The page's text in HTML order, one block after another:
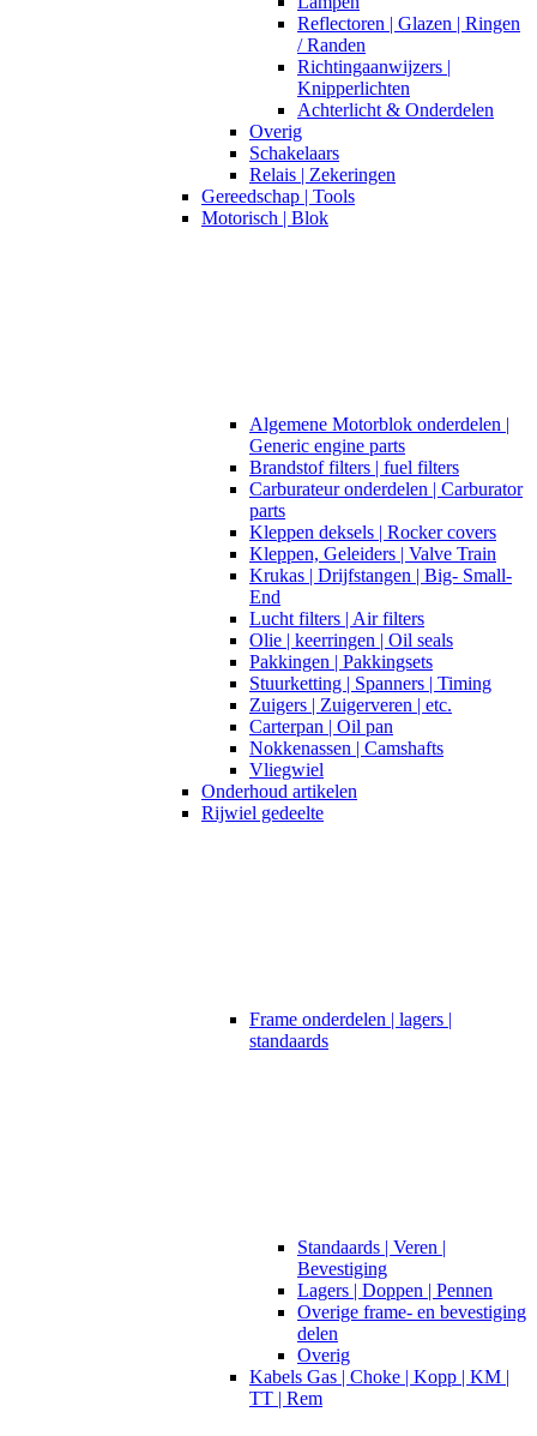
Reflectoren | Glazen | Ringen
/ Randen
Richtingaanwijzers |
Knipperlichten
Achterlicht & Onderdelen
Overig
Schakelaars
Relais | Zekeringen
Gereedschap | Tools
Motorisch | Blok
Algemene Motorblok onderdelen |
Generic engine parts
Brandstof filters | fuel filters
Carburateur onderdelen | Carburator
parts
Kleppen deksels | Rocker covers
Kleppen, Geleiders | Valve Train
Krukas | Drijfstangen | Big- Small-
End
Lucht filters | Air filters
Olie | keerringen | Oil seals
Pakkingen | Pakkingsets
Stuurketting | Spanners | Timing
Zuigers | Zuigerveren | etc.
Carterpan | Oil pan
Nokkenassen | Camshafts
Vliegwiel
Onderhoud artikelen
Rijwiel gedeelte
Frame onderdelen | lagers |
standaards
Standaards | Veren |
Bevestiging
Lagers | Doppen | Pennen
Overige frame- en bevestiging
delen
Overig
Kabels Gas | Choke | Kopp | KM |
TT | Rem